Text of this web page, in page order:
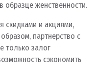
образце женственности.
скидками и акциями,
партнерство с
только залог
сэкономить